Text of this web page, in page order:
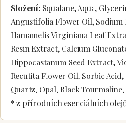
Složení: Squalane, Aqua,
Angustifolia Flower Oil,
Hamamelis Virginiana Leaf
Resin Extract, Calcium
Hippocastanum Seed Extract,
Recutita Flower Oil, Sorbic
Quartz, Opal, Black
* z přírodních esenciálních olejů